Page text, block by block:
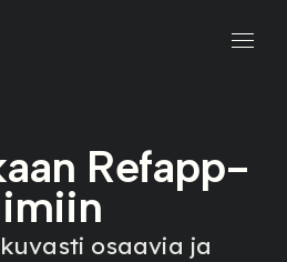
Refapp-
osaavia ja